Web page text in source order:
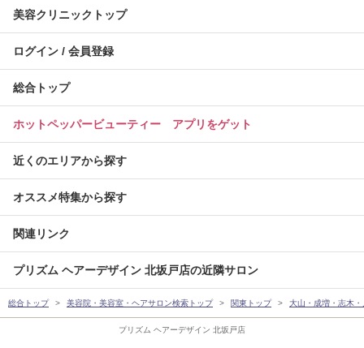
プリズム ヘアーデザイン 北坂戸店
美容クリニックトップ
ログイン / 会員登録
総合トップ
ホットペッパービューティー アプリをゲット
近くのエリアから探す
オススメ特集から探す
関連リンク
プリズム ヘアーデザイン 北坂戸店の近隣サロン
総合トップ 美容院・美容室・ヘアサロン検索トップ 関東トップ 大山・成増・志木